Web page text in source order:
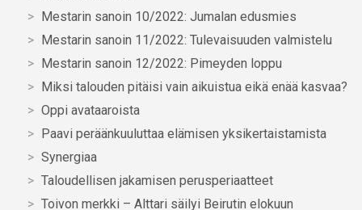
Mestarin sanoin 10/2022: Jumalan edusmies
Mestarin sanoin 11/2022: Tulevaisuuden valmistelu
Mestarin sanoin 12/2022: Pimeyden loppu
Miksi talouden pitäisi vain aikuistua eikä enää kasvaa?
Oppi avataaroista
Paavi peräänkuuluttaa elämisen yksikertaistamista
Synergiaa
Taloudellisen jakamisen perusperiaatteet
Toivon merkki – Alttari säilyi Beirutin elokuun